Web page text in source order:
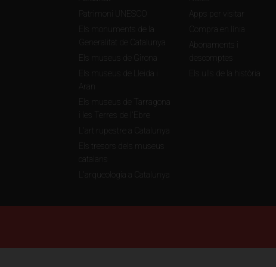
Patrimoni UNESCO
Els monuments de la
Generalitat de Catalunya
Els museus de Girona
Els museus de Lleida i
Aran
Els museus de Tarragona
i les Terres de l'Ebre
L'art rupestre a Catalunya
Els tresors dels museus
catalans
L'arqueologia a Catalunya
Apps per visitar
Compra en línia
Abonaments i
descomptes
Els ulls de la història